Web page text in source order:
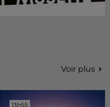
Voir plus
13h55
13h55